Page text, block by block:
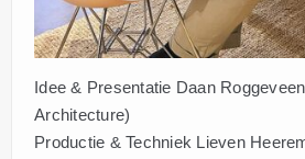
Idee & Presentatie Daan
Architecture)
Productie & Techniek Lieven